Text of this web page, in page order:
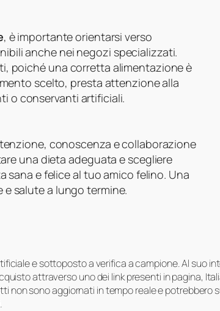
, è importante orientarsi verso
anche nei negozi specializzati.
poiché una corretta alimentazione è
scelto, presta attenzione alla
o conservanti artificiali.
conoscenza e collaborazione
una dieta adeguata e scegliere
sana e felice al tuo amico felino. Una
salute a lungo termine.
e sottoposto a verifica a campione. Al suo
attraverso uno dei link presenti in pagina,
non sono aggiornati in tempo reale e potrebbero